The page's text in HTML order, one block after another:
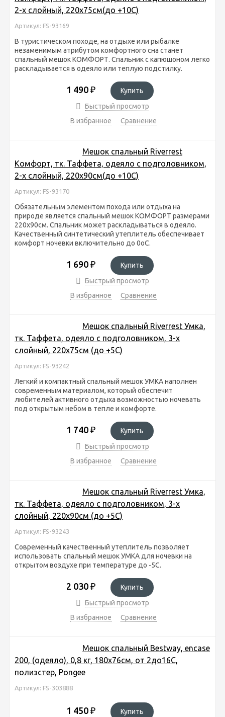
2-х слойный, 220х75см(до +10С)
Артикул: FS-93169
В туристическом походе, на отдыхе или рыбалке
незаменимым атрибутом комфортного сна станет
спальный мешок КОМФОРТ. Спальник с капюшоном легко
раскладывается в одеяло или теплую подстилку.
1 490 ₽
Купить
Быстрый просмотр
В избранное
Сравнение
Мешок спальный Riverrest
Комфорт, тк. Таффета, одеяло с подголовником,
2-х слойный, 220х90см(до +10С)
Артикул: FS-93170
Обязательным элементом похода или отдыха на
природе является спальный мешок КОМФОРТ размерами
220х90см. Спальник может раскладываться в одеяло.
Качественный синтетический утеплитель обеспечивает
комфорт ночевки включительно до 0оС.
1 690 ₽
Купить
Быстрый просмотр
В избранное
Сравнение
Мешок спальный Riverrest Умка,
тк. Таффета, одеяло с подголовником, 3-х
слойный, 220х75см (до +5С)
Артикул: FS-93242
Легкий и компактный спальный мешок УМКА наполнен
современным материалом, который обеспечит
любителей активного отдыха возможностью ночевать
под открытым небом в тепле и комфорте.
1 740 ₽
Купить
Быстрый просмотр
В избранное
Сравнение
Мешок спальный Riverrest Умка,
тк. Таффета, одеяло с подголовником, 3-х
слойный, 220х90см (до +5С)
Артикул: FS-93243
Современный качественный утеплитель позволяет
использовать спальный мешок УМКА для ночевки на
открытом воздухе при температуре до -5С.
2 030 ₽
Купить
Быстрый просмотр
В избранное
Сравнение
Мешок спальный Bestway, encase
200, (одеяло), 0,8 кг, 180х76см, от 2до16C,
полиэстер, Pongee
Артикул: FS-303888
1 450 ₽
Купить